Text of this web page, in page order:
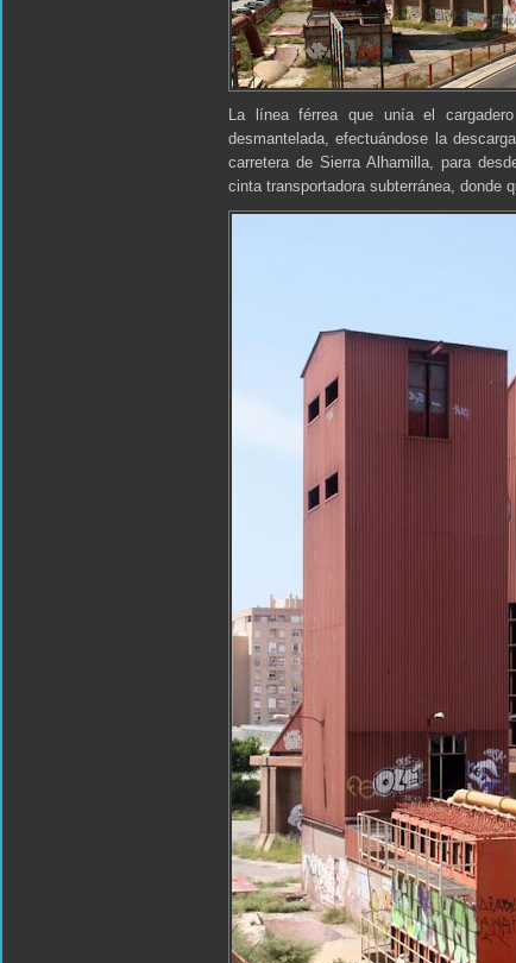
La línea férrea que unía el
desmantelada, efectuándose la
carretera de Sierra Alhamilla, para
cinta transportadora subterránea, donde